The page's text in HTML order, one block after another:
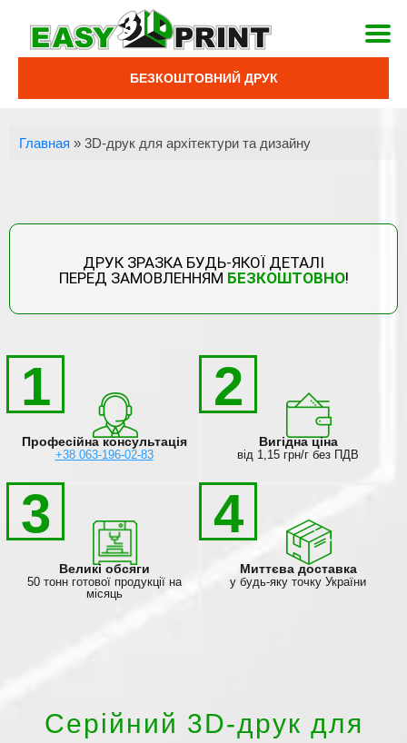
БЕЗКОШТОВНИЙ ДРУК
Главная »3D-друк для архітектури та дизайну
ДРУК ЗРАЗКА БУДЬ-ЯКОЇ ДЕТАЛІ
ПЕРЕД ЗАМОВЛЕННЯМ БЕЗКОШТОВНО!
1 2
Професійна консультація
+38 063-196-02-83
Вигідна ціна
від 1,15 грн/г без ПДВ
3 4
Великі обсяги
50 тонн готової продукції на
місяць
Миттєва доставка
у будь-яку точку України
Серійний 3D-друк для